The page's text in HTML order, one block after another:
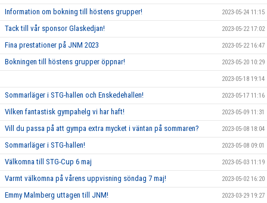
Information om bokning till höstens grupper! 2023-05-24 11:15
Tack till vår sponsor Glaskedjan! 2023-05-22 17:02
Fina prestationer på JNM 2023 2023-05-22 16:47
Bokningen till höstens grupper öppnar! 2023-05-20 10:29
2023-05-18 19:14
Sommarläger i STG-hallen och Enskedehallen! 2023-05-17 11:16
Vilken fantastisk gympahelg vi har haft! 2023-05-09 11:31
Vill du passa på att gympa extra mycket i väntan på sommaren? 2023-05-08 18:04
Sommarläger i STG-hallen! 2023-05-08 09:01
Välkomna till STG-Cup 6 maj 2023-05-03 11:19
Varmt välkomna på vårens uppvisning söndag 7 maj! 2023-05-02 16:20
Emmy Malmberg uttagen till JNM! 2023-03-29 19:27